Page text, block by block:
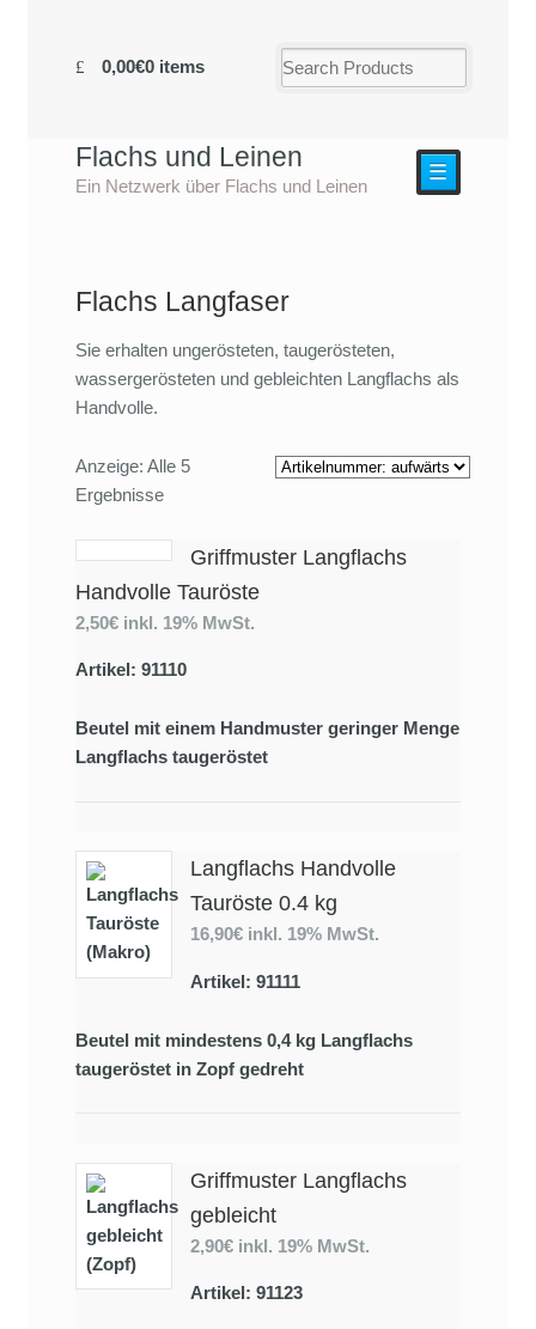
0,00€0 items
Flachs und Leinen
Ein Netzwerk über Flachs und Leinen
☰
Flachs Langfaser
Sie erhalten ungerösteten, taugerösteten,
wassergerösteten und gebleichten Langflachs als
Handvolle.
Anzeige: Alle 5
Ergebnisse
Griffmuster Langflachs
Handvolle Tauröste
2,50€ inkl. 19% MwSt.
Artikel: 91110
Beutel mit einem Handmuster geringer Menge
Langflachs taugeröstet
Langflachs Handvolle
Tauröste 0.4 kg
16,90€ inkl. 19% MwSt.
Artikel: 91111
Beutel mit mindestens 0,4 kg Langflachs
taugeröstet in Zopf gedreht
Griffmuster Langflachs
gebleicht
2,90€ inkl. 19% MwSt.
Artikel: 91123